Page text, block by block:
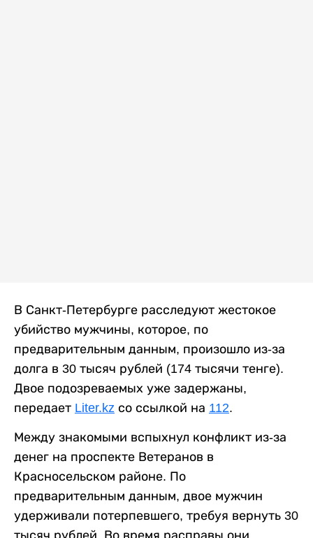
В Санкт-Петербурге расследуют жестокое
убийство мужчины, которое, по
предварительным данным, произошло из-за
долга в 30 тысяч рублей (174 тысячи тенге).
Двое подозреваемых уже задержаны,
передает Liter.kz со ссылкой на 112.
Между знакомыми вспыхнул конфликт из-за
денег на проспекте Ветеранов в
Красносельском районе. По
предварительным данным, двое мужчин
удерживали потерпевшего, требуя вернуть 30
тысяч рублей. Во время расправы они